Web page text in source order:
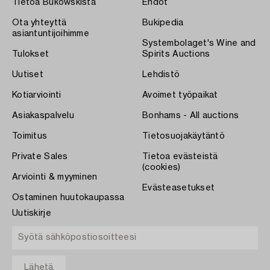
Tietoa Bukowskista
Ota yhteyttä
asiantuntijoihimme
Tulokset
Uutiset
Kotiarviointi
Asiakaspalvelu
Toimitus
Private Sales
Arviointi & myyminen
Ostaminen huutokaupassa
Ehdot
Bukipedia
Systembolaget's Wine and
Spirits Auctions
Lehdistö
Avoimet työpaikat
Bonhams - All auctions
Tietosuojakäytäntö
Tietoa evästeistä
(cookies)
Evästeasetukset
Uutiskirje